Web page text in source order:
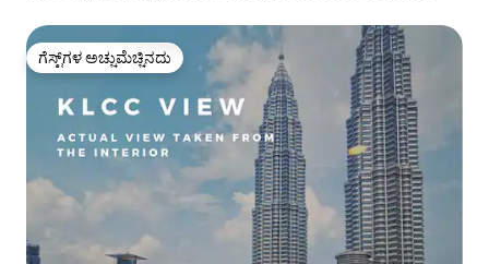
ಗೆಸ್ಟ್‌ಗಳ ಅಚ್ಚುಮೆಚ್ಚಿನದು
ಗೆಸ್ಟ್‌ಗಳ ಅಚ್ಚುಮೆಚ್ಚಿನದು